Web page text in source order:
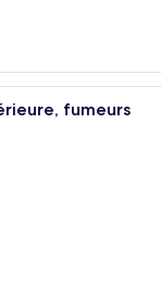
Une
fumeurs